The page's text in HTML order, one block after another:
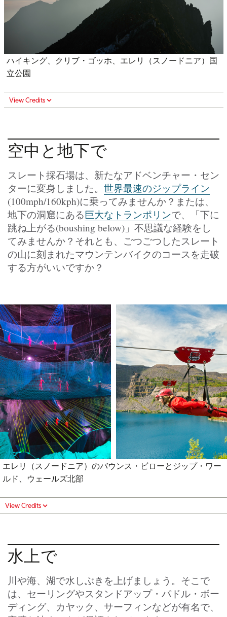
ハイキング、クリブ・ゴッホ、エレリ（スノードニア）国
立公園
View Credits
空中と地下で
スレート採石場は、新たなアドベンチャー・セン
ターに変身しました。 世界最速のジップライン
(100mph/160kph)に乗ってみませんか？または、
地下の洞窟にある巨大なトランポリンで、「下に
跳ね上がる(boushing below)」不思議な経験をし
てみませんか？それとも、ごつごつしたスレート
の山に刻まれたマウンテンバイクのコースを走破
する方がいいですか？
エレリ（スノードニア）のバウンス・ビローとジップ・ワー
ルド、ウェールズ北部
View Credits
水上で
川や海、湖で水しぶきを上げましょう。そこで
は、セーリングやスタンドアップ・パドル・ボー
ディング、カヤック、サーフィンなどが有名で、